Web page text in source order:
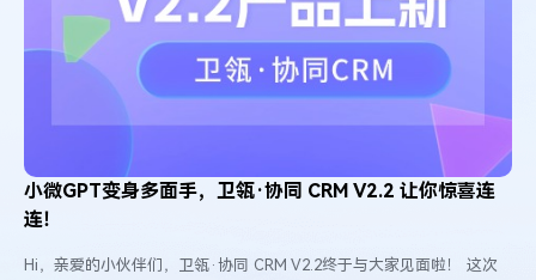
小微GPT变身多面手，卫瓴·协同 CRM V2.2 让你惊喜连
连！
Hi，亲爱的小伙伴们，卫瓴·协同 CRM V2.2终于与大家见面啦！ 这次